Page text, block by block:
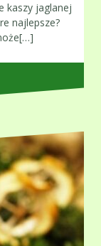
kaszy jaglanej
najlepsze?